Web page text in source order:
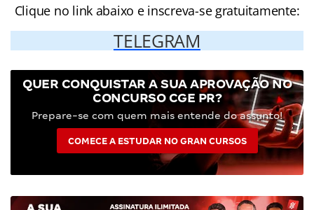
Clique no link abaixo e inscreva-se gratuitamente:
TELEGRAM
QUER CONQUISTAR A SUA APROVAÇÃO NO
CONCURSO CGE PR?
Prepare-se com quem mais entende do assunto!
COMECE A ESTUDAR NO GRAN CURSOS